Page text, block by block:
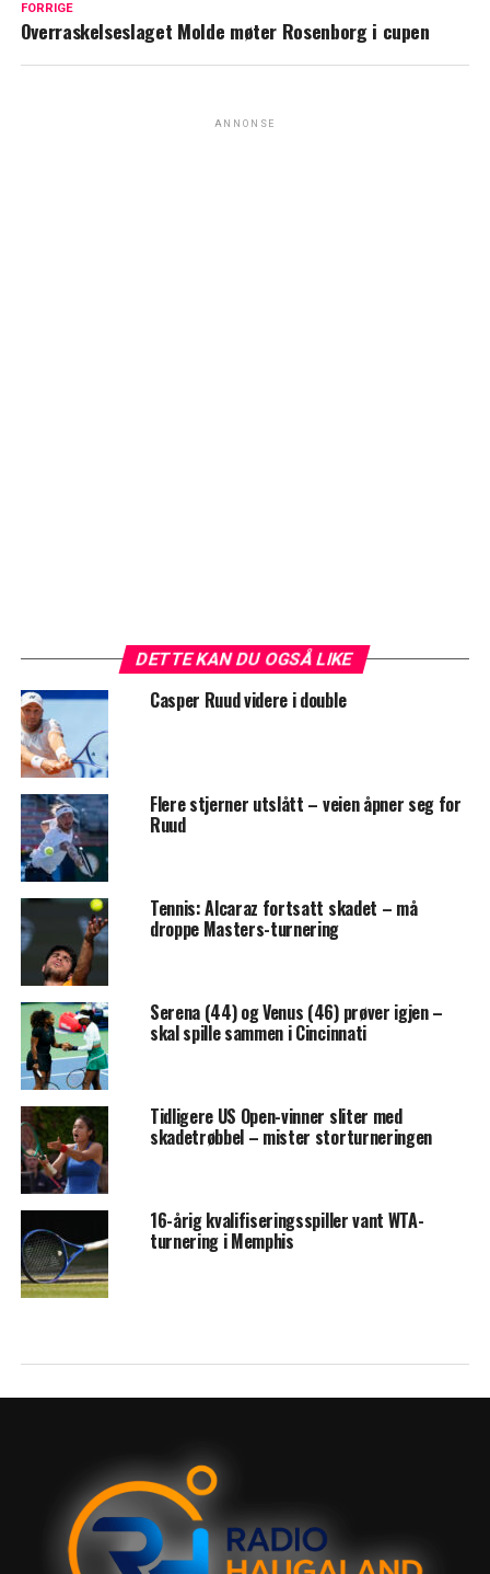
FORRIGE
Overraskelseslaget Molde møter Rosenborg i cupen
ANNONSE
DETTE KAN DU OGSÅ LIKE
Casper Ruud videre i double
Flere stjerner utslått – veien åpner seg for
Ruud
Tennis: Alcaraz fortsatt skadet – må
droppe Masters-turnering
Serena (44) og Venus (46) prøver igjen –
skal spille sammen i Cincinnati
Tidligere US Open-vinner sliter med
skadetrøbbel – mister storturneringen
16-årig kvalifiseringsspiller vant WTA-
turnering i Memphis